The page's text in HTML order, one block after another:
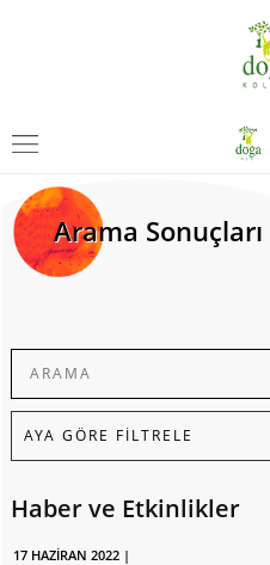
Arama Sonuçları
Haber ve Etkinlikler
17 HAZİRAN 2022 |